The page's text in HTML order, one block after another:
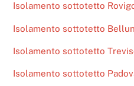
Isolamento sottotetto
Isolamento sottotetto
Isolamento sottotetto
Isolamento sottotetto